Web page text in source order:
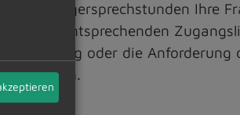
der Bürgersprechstunden Ihre
Den entsprechenden
oder die Anforderung